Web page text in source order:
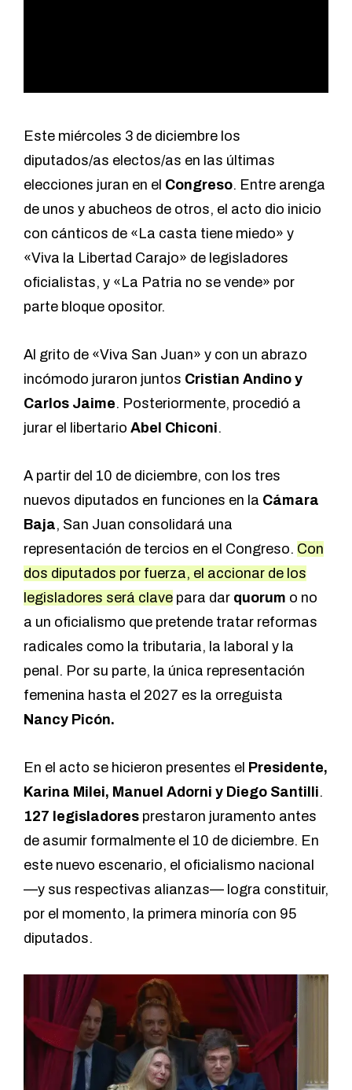
Este miércoles 3 de diciembre los
diputados/as electos/as en las últimas
elecciones juran en el Congreso. Entre arenga
de unos y abucheos de otros, el acto dio inicio
con cánticos de «La casta tiene miedo» y
«Viva la Libertad Carajo» de legisladores
oficialistas, y «La Patria no se vende» por
parte bloque opositor.
Al grito de «Viva San Juan» y con un abrazo
incómodo juraron juntos Cristian Andino y
Carlos Jaime. Posteriormente, procedió a
jurar el libertario Abel Chiconi.
A partir del 10 de diciembre, con los tres
nuevos diputados en funciones en la Cámara
Baja, San Juan consolidará una
representación de tercios en el Congreso. Con
dos diputados por fuerza, el accionar de los
legisladores será clave para dar quorum o no
a un oficialismo que pretende tratar reformas
radicales como la tributaria, la laboral y la
penal. Por su parte, la única representación
femenina hasta el 2027 es la orreguista
Nancy Picón.
En el acto se hicieron presentes el Presidente,
Karina Milei, Manuel Adorni y Diego Santilli.
127 legisladores prestaron juramento antes
de asumir formalmente el 10 de diciembre. En
este nuevo escenario, el oficialismo nacional
—y sus respectivas alianzas— logra constituir,
por el momento, la primera minoría con 95
diputados.